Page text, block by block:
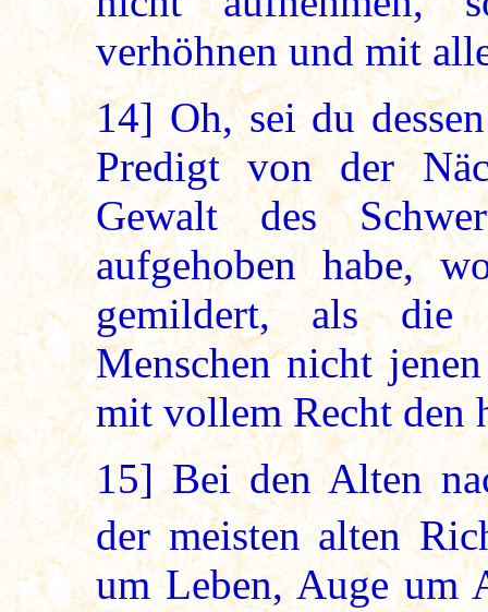
verhöhnen und mit
14] Oh, sei du
Predigt von der
Gewalt des
aufgehoben habe,
gemildert, als die
Menschen nicht
mit vollem Recht den
15] Bei den Alten
der meisten alten
um Leben, Auge um